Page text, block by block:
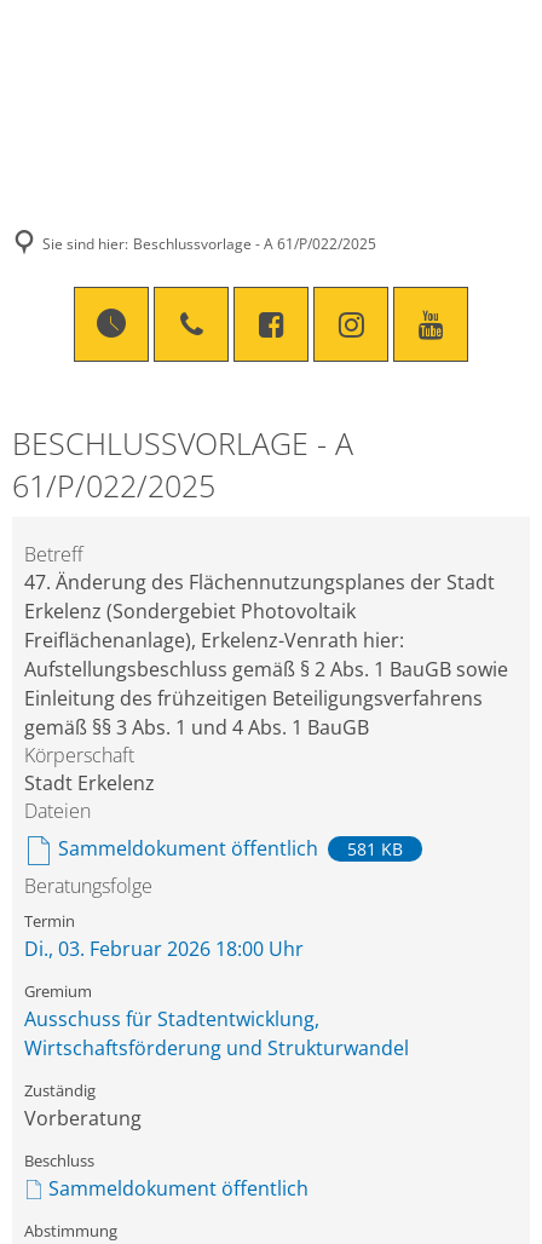
Sie sind hier: Beschlussvorlage - A 61/P/022/2025
BESCHLUSSVORLAGE - A
61/P/022/2025
Betreff
47. Änderung des Flächennutzungsplanes der Stadt
Erkelenz (Sondergebiet Photovoltaik
Freiflächenanlage), Erkelenz-Venrath hier:
Aufstellungsbeschluss gemäß § 2 Abs. 1 BauGB sowie
Einleitung des frühzeitigen Beteiligungsverfahrens
gemäß §§ 3 Abs. 1 und 4 Abs. 1 BauGB
Körperschaft
Stadt Erkelenz
Dateien
Sammeldokument öffentlich
581 KB
Beratungsfolge
Di., 03. Februar 2026 18:00 Uhr
Ausschuss für Stadtentwicklung,
Wirtschaftsförderung und Strukturwandel
Vorberatung
Sammeldokument öffentlich